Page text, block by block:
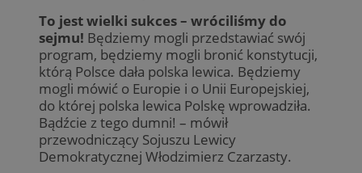
To jest wielki sukces – wróciliśmy do
sejmu! Będziemy mogli przedstawiać swój
program, będziemy mogli bronić konstytucji,
którą Polsce dała polska lewica. Będziemy
mogli mówić o Europie i o Unii Europejskiej,
do której polska lewica Polskę wprowadziła.
Bądźcie z tego dumni! – mówił
przewodniczący Sojuszu Lewicy
Demokratycznej Włodzimierz Czarzasty.